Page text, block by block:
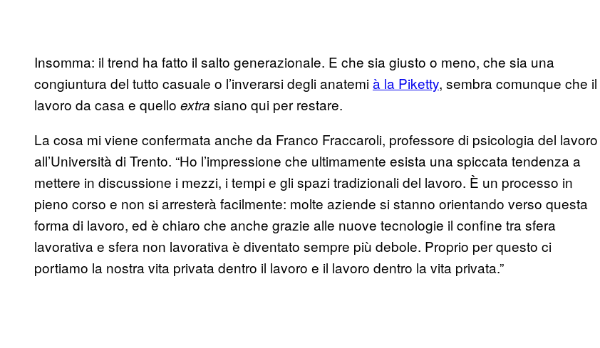
Insomma: il trend ha fatto il salto generazionale. E che sia giusto o meno, che sia una
congiuntura del tutto casuale o l’inverarsi degli anatemià la Piketty, sembra comunque che il
lavoro da casa e quello extra siano qui per restare.
La cosa mi viene confermata anche da Franco Fraccaroli, professore di psicologia del lavoro
all’Università di Trento. “Ho l’impressione che ultimamente esista una spiccata tendenza a
mettere in discussione i mezzi, i tempi e gli spazi tradizionali del lavoro. È un processo in
pieno corso e non si arresterà facilmente: molte aziende si stanno orientando verso questa
forma di lavoro, ed è chiaro che anche grazie alle nuove tecnologie il confine tra sfera
lavorativa e sfera non lavorativa è diventato sempre più debole. Proprio per questo ci
portiamo la nostra vita privata dentro il lavoro e il lavoro dentro la vita privata.”